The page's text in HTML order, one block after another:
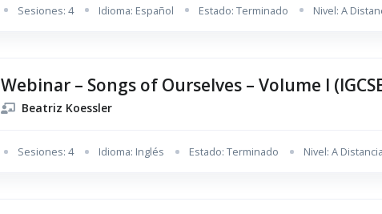
Sesiones: 4 Idioma: Español Estado: Terminado Nivel: A
Webinar – Songs of Ourselves – Volume I
Beatriz Koessler
Sesiones: 4 Idioma: Inglés Estado: Terminado Nivel: A Distancia